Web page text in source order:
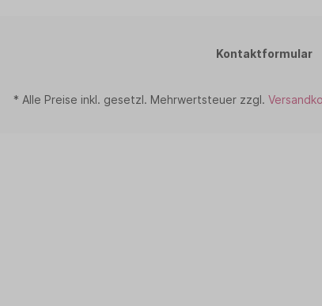
Kontaktformular
* Alle Preise inkl. gesetzl. Mehrwertsteuer zzgl.